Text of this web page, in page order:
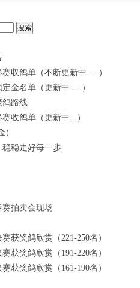
収鸽单（不断更新中.....）
金名单（更新中.....）
鸽路线
收鸽单（更新中...）
稳走好每一步
拍卖会现场
获奖鸽欣赏（221-250名）
获奖鸽欣赏（191-220名）
获奖鸽欣赏（161-190名）